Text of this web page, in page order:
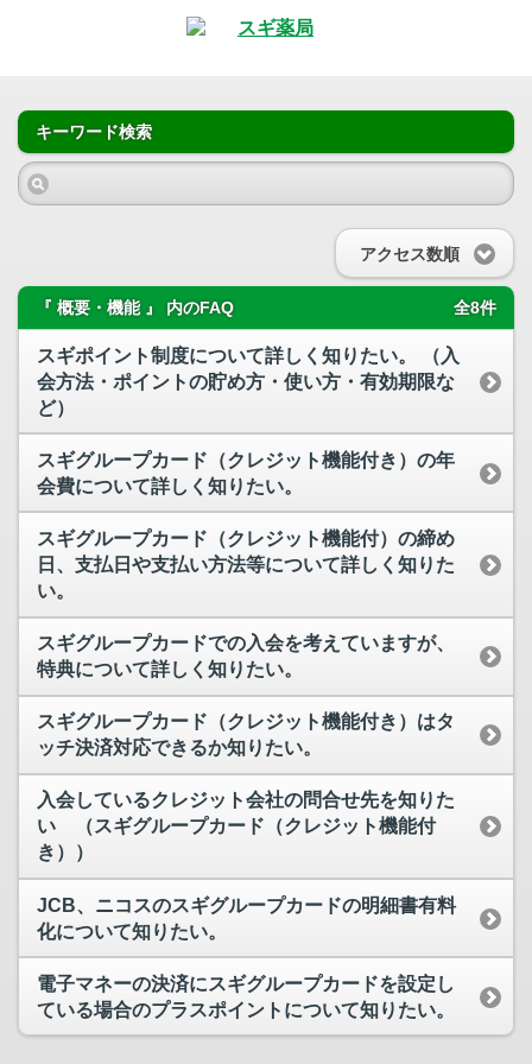
キーワード検索
アクセス数順
『 概要・機能 』 内のFAQ 全8件
スギポイント制度について詳しく知りたい。 （入
会方法・ポイントの貯め方・使い方・有効期限な
ど）
スギグループカード（クレジット機能付き）の年
会費について詳しく知りたい。
スギグループカード（クレジット機能付）の締め
日、支払日や支払い方法等について詳しく知りた
い。
スギグループカードでの入会を考えていますが、
特典について詳しく知りたい。
スギグループカード（クレジット機能付き）はタ
ッチ決済対応できるか知りたい。
入会しているクレジット会社の問合せ先を知りた
い （スギグループカード（クレジット機能付
き））
JCB、ニコスのスギグループカードの明細書有料
化について知りたい。
電子マネーの決済にスギグループカードを設定し
ている場合のプラスポイントについて知りたい。